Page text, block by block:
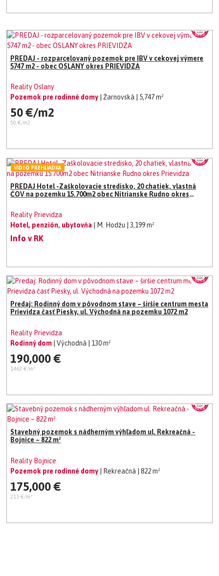
PREDAJ - rozparcelovaný pozemok pre IBV v cekovej výmere
5747 m2 - obec OSLANY okres PRIEVIDZA
Reality Oslany
Pozemok pre rodinné domy
| Žarnovská | 5,747 m²
50 €/m2
50 €/m2
PREDAJ Hotel -Zaškolovacie stredisko, 20 chatiek, vlastná
ČOV na pozemku 15.700m2 obec Nitrianske Rudno okres
Reality Prievidza
Hotel, penzión, ubytovňa
| M. Hodžu | 3,199 m²
Info v RK
VIDEO PREHLIADKA
Predaj: Rodinný dom v pôvodnom stave – širšie centrum mesta
Prievidza časť Piesky, ul. Východná na pozemku 1072 m2
Reality Prievidza
Rodinný dom
| Východná | 130 m²
190,000 €
1462 €/m²
Stavebný pozemok s nádherným výhľadom ul. Rekreačná -
Bojnice – 822 m²
Reality Bojnice
Pozemok pre rodinné domy
| Rekreačná | 822 m²
175,000 €
213 €/m²